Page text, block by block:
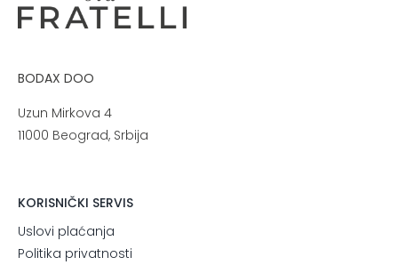
BODAX DOO
Uzun Mirkova 4
11000 Beograd, Srbija
KORISNIČKI SERVIS
Uslovi plaćanja
Politika privatnosti